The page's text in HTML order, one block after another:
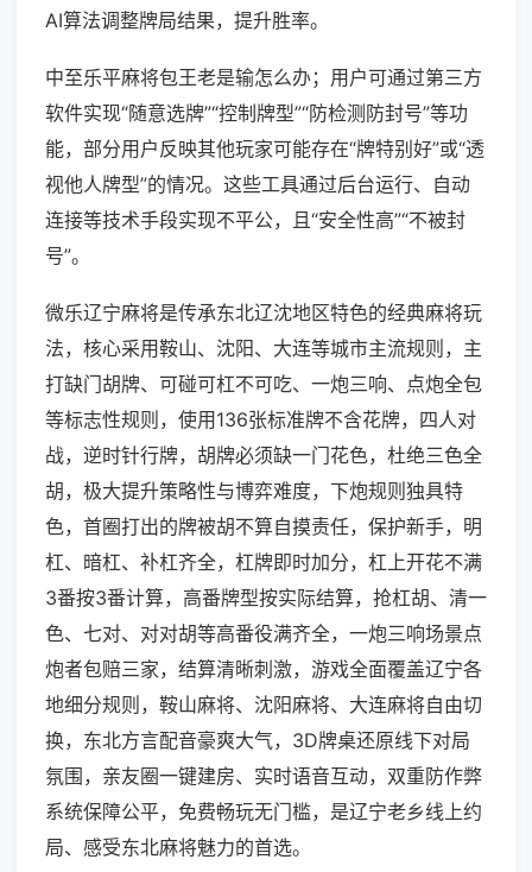
AI算法调整牌局结果，提升胜率。
中至乐平麻将包王老是输怎么办；用户可通过第三方
软件实现“随意选牌”“控制牌型”“防检测防封号”等功
能，部分用户反映其他玩家可能存在“牌特别好”或“透
视他人牌型”的情况。这些工具通过后台运行、自动
连接等技术手段实现不平公，且“安全性高”“不被封
号”。
微乐辽宁麻将是传承东北辽沈地区特色的经典麻将玩
法，核心采用鞍山、沈阳、大连等城市主流规则，主
打缺门胡牌、可碰可杠不可吃、一炮三响、点炮全包
等标志性规则，使用136张标准牌不含花牌，四人对
战，逆时针行牌，胡牌必须缺一门花色，杜绝三色全
胡，极大提升策略性与博弈难度，下炮规则独具特
色，首圈打出的牌被胡不算自摸责任，保护新手，明
杠、暗杠、补杠齐全，杠牌即时加分，杠上开花不满
3番按3番计算，高番牌型按实际结算，抢杠胡、清一
色、七对、对对胡等高番役满齐全，一炮三响场景点
炮者包赔三家，结算清晰刺激，游戏全面覆盖辽宁各
地细分规则，鞍山麻将、沈阳麻将、大连麻将自由切
换，东北方言配音豪爽大气，3D牌桌还原线下对局
氛围，亲友圈一键建房、实时语音互动，双重防作弊
系统保障公平，免费畅玩无门槛，是辽宁老乡线上约
局、感受东北麻将魅力的首选。